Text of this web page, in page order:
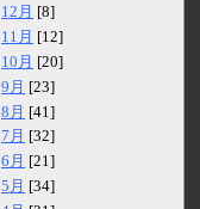
12月 [8]
11月 [12]
10月 [20]
9月 [23]
8月 [41]
7月 [32]
6月 [21]
5月 [34]